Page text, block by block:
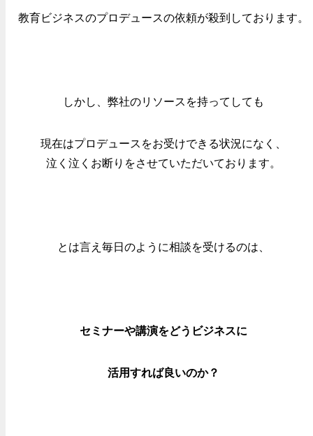
教育ビジネスのプロデュースの依頼が殺到しております。
しかし、弊社のリソースを持ってしても
現在はプロデュースをお受けできる状況になく、
泣く泣くお断りをさせていただいております。
とは言え毎日のように相談を受けるのは、
セミナーや講演をどうビジネスに
活用すれば良いのか？